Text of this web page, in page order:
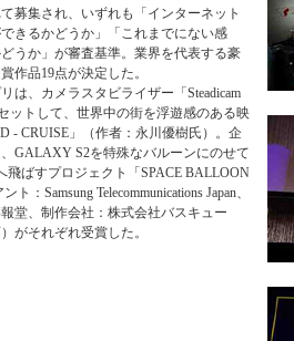
募集され、いずれも「インターネット
きるかどうか」「これまでにない感
うか」が審査基準。業界を代表する豪
作品19点が決定した。
は、カメラスタビライザー「Steadicam
ットして、世界中の街を浮遊感のある映
- CRUISE」（作者：永川優樹氏）。企
GALAXY S2を特殊なバルーンにのせて
飛ばすプロジェクト「SPACE BALLOON
ト：Samsung Telecommunications Japan、
堂、制作会社：株式会社バスキュー
がそれぞれ受賞した。